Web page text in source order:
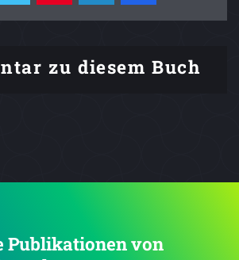
zu diesem Buch
Publikationen von